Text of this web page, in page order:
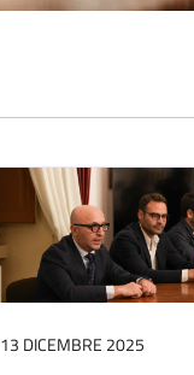
13 DICEMBRE 2025